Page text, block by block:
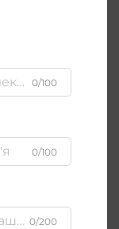
0/100
0/100
0/200